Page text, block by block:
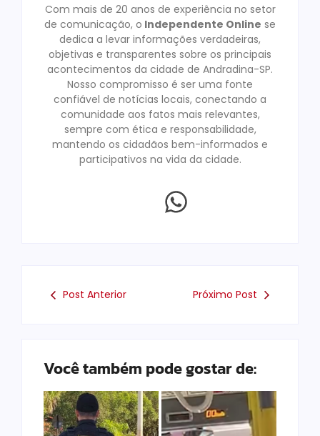
Com mais de 20 anos de experiência no setor
de comunicação, o Independente Online se
dedica a levar informações verdadeiras,
objetivas e transparentes sobre os principais
acontecimentos da cidade de Andradina-SP.
Nosso compromisso é ser uma fonte
confiável de notícias locais, conectando a
comunidade aos fatos mais relevantes,
sempre com ética e responsabilidade,
mantendo os cidadãos bem-informados e
participativos na vida da cidade.
Post Anterior Próximo Post
Você também pode gostar de: